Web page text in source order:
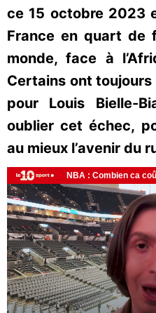
ce 15 octobre 2023
France en quart de
monde, face à
Certains ont toujours
pour Louis Bielle-
oublier cet échec,
au mieux l’avenir du